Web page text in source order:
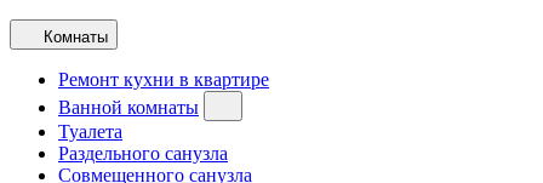
Комнаты
Ремонт кухни в квартире
Ванной комнаты
Туалета
Раздельного санузла
Совмещенного санузла